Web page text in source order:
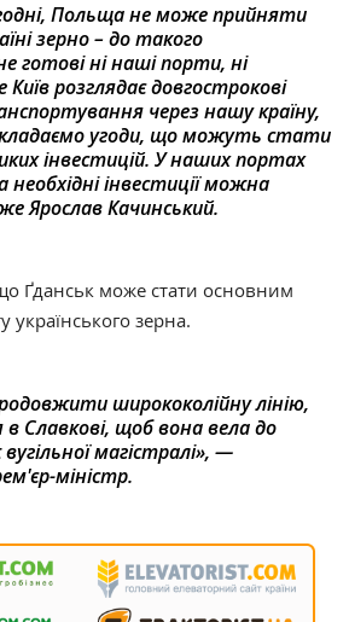
Польща не може прийняти
зерно – до такого
готові ні наші порти, ні
розглядає довгострокові
через нашу країну,
угоди, що можуть стати
інвестицій. У наших портах
необхідні інвестиції можна
Ярослав Качинський.
Ґданськ може стати основним
українського зерна.
ширококолійну лінію,
в Славкові, щоб вона вела до
магістралі», —
міністр.